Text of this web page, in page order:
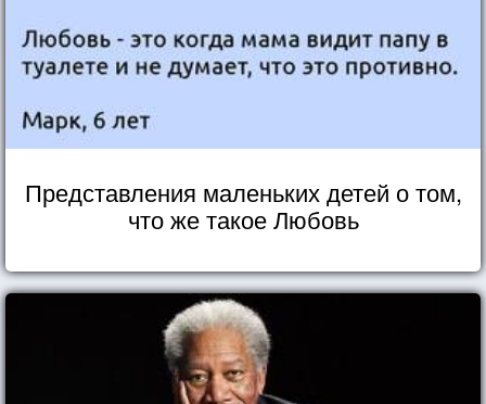
Представления маленьких детей о том,
что же такое Любовь